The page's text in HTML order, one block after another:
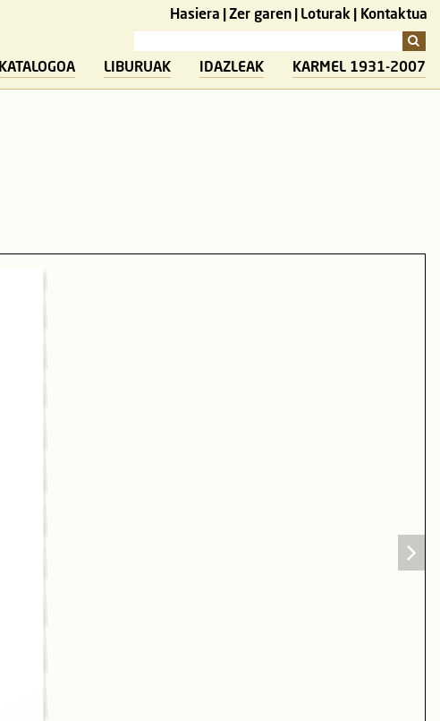
Hasiera Zer garen Loturak Kontaktua
KATALOGOA LIBURUAK IDAZLEAK KARMEL 1931-2007